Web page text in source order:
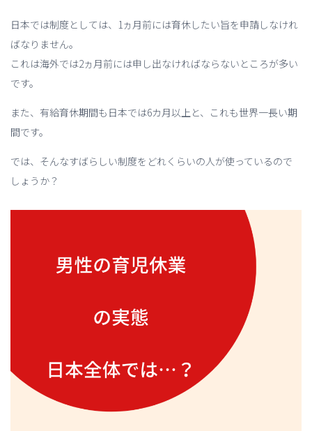
日本では制度としては、1ヵ月前には育休したい旨を申請しなけれ
ばなりません。
これは海外では2ヵ月前には申し出なければならないところが多い
です。
また、有給育休期間も日本では6カ月以上と、これも世界一長い期
間です。
では、そんなすばらしい制度をどれくらいの人が使っているので
しょうか？